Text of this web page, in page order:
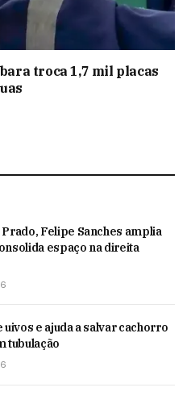
troca 1,7 mil placas
Felipe Sanches amplia
espaço na direita
uivos e ajuda a salvar cachorro
tubulação